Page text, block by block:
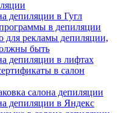
депиляции в Гугл
в депиляции
для рекламы депиляции,
быть
депиляции в лифтах
в салон
салона депиляции
депиляции в Яндекс